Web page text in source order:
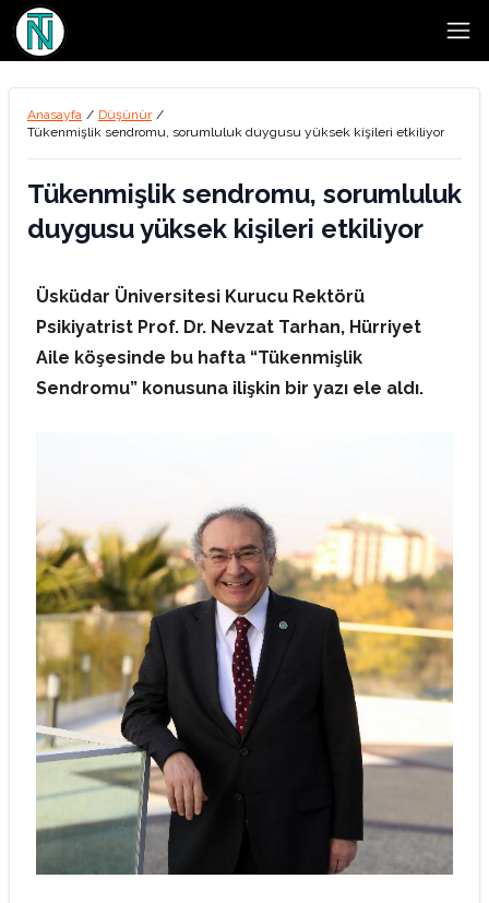
Anasayfa / Düşünür /
Tükenmişlik sendromu, sorumluluk duygusu yüksek kişileri etkiliyor
Tükenmişlik sendromu, sorumluluk
duygusu yüksek kişileri etkiliyor
Üsküdar Üniversitesi Kurucu Rektörü
Psikiyatrist Prof. Dr. Nevzat Tarhan, Hürriyet
Aile köşesinde bu hafta “Tükenmişlik
Sendromu” konusuna ilişkin bir yazı ele aldı.